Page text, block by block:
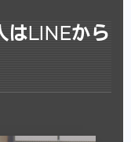
はLINEから